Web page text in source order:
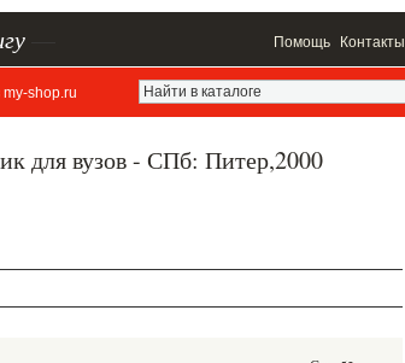
Помощь Контакты
my-shop.ru
для вузов - СПб: Питер,2000